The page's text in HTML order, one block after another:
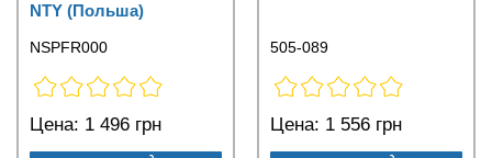
NTY (Польша)
NSPFR000
Цена: 1 496 грн
505-089
Цена: 1 556 грн